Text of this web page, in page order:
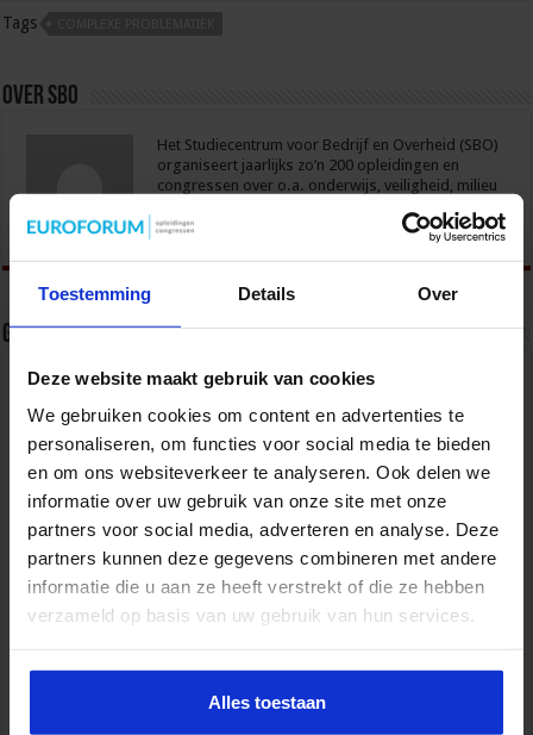
Toestemming Details Over
Deze website maakt gebruik van cookies
We gebruiken cookies om content en advertenties te
personaliseren, om functies voor social media te bieden
en om ons websiteverkeer te analyseren. Ook delen we
informatie over uw gebruik van onze site met onze
partners voor social media, adverteren en analyse. Deze
partners kunnen deze gegevens combineren met andere
informatie die u aan ze heeft verstrekt of die ze hebben
verzameld op basis van uw gebruik van hun services.
Alles toestaan
Tags
Over sbo
Het Studiecentrum voor Bedrijf en Overheid (SBO)
organiseert jaarlijks zo’n 200 opleidingen en
congressen over o.a. onderwijs, veiligheid, milieu
Gerelateerde Artikelen
bescherming voor kinderen en gezinnen